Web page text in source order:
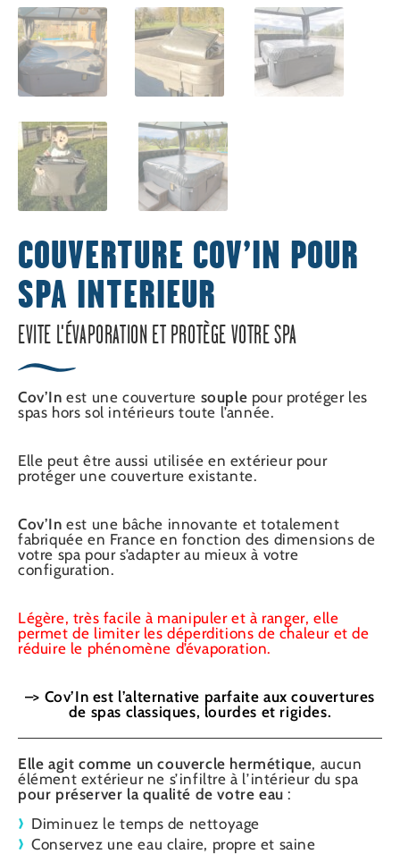
COUVERTURE COV’IN POUR
SPA INTERIEUR
EVITE L'ÉVAPORATION ET PROTÈGE VOTRE SPA
Cov’In est une couverture souple pour protéger les
spas hors sol intérieurs toute l’année.
Elle peut être aussi utilisée en extérieur pour
protéger une couverture existante.
Cov’In est une bâche innovante et totalement
fabriquée en France en fonction des dimensions de
votre spa pour s’adapter au mieux à votre
configuration.
Légère, très facile à manipuler et à ranger,elle
permet de limiter les déperditions de chaleur et de
réduire le phénomène d’évaporation.
–> Cov’In est l’alternative parfaite aux couvertures
de spas classiques, lourdes et rigides.
Elle agit comme un couvercle hermétique, aucun
élément extérieur ne s’infiltre à l’intérieur du spa
pour préserver la qualité de votre eau :
Diminuez le temps de nettoyage
Conservez une eau claire, propre et saine